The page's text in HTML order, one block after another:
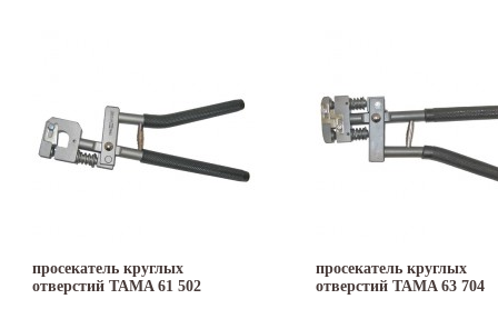
просекатель круглых
отверстий TAMA 61 502
просекатель круглых
отверстий TAMA 63 704